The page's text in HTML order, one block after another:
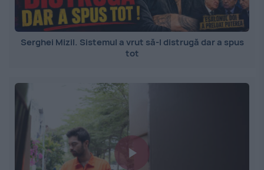
Serghei Mizil. Sistemul a vrut să-l distrugă dar a spus
tot